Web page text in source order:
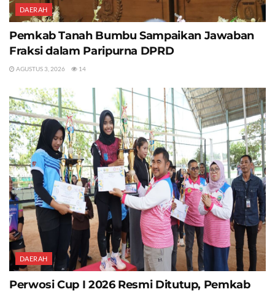
DAERAH
Pemkab Tanah Bumbu Sampaikan Jawaban
Fraksi dalam Paripurna DPRD
AGUSTUS 3, 2026 14
DAERAH
Perwosi Cup I 2026 Resmi Ditutup, Pemkab